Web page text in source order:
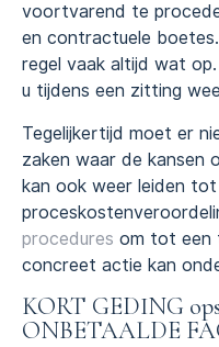
voortvarend te
en contractuele
regel vaak altijd wat
u tijdens een zitting
Tegelijkertijd moet er
zaken waar de kansen
kan ook weer leiden
procedures om tot een
concreet actie kan
KORT GEDING
ONBETAALDE